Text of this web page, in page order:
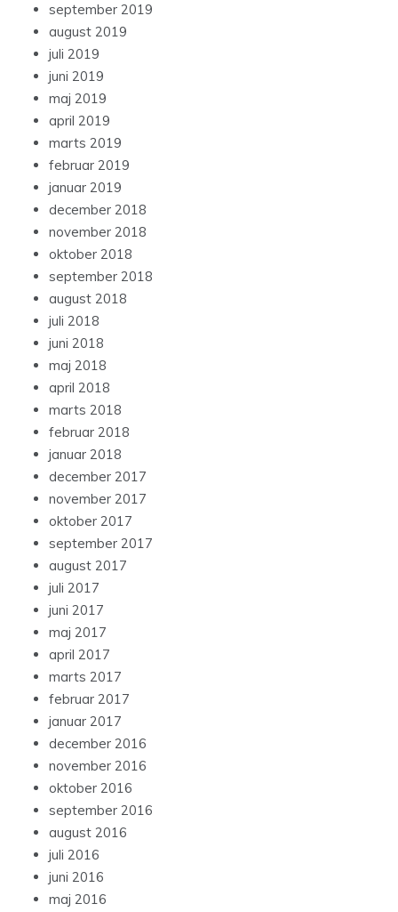
september 2019
august 2019
juli 2019
juni 2019
maj 2019
april 2019
marts 2019
februar 2019
januar 2019
december 2018
november 2018
oktober 2018
september 2018
august 2018
juli 2018
juni 2018
maj 2018
april 2018
marts 2018
februar 2018
januar 2018
december 2017
november 2017
oktober 2017
september 2017
august 2017
juli 2017
juni 2017
maj 2017
april 2017
marts 2017
februar 2017
januar 2017
december 2016
november 2016
oktober 2016
september 2016
august 2016
juli 2016
juni 2016
maj 2016